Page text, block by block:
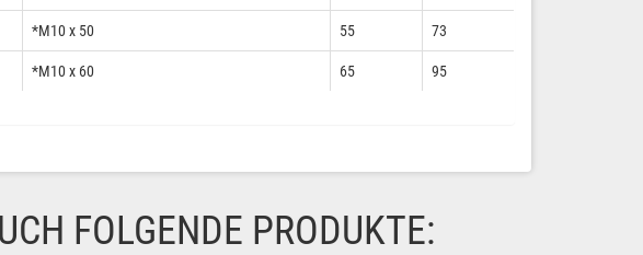
*M10 x 50 55 73
*M10 x 60 65
95
FOLGENDE PRODUKTE: